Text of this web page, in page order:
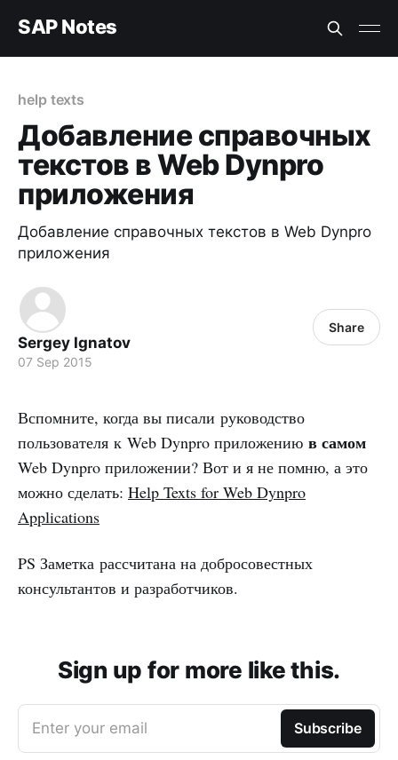
SAP Notes
help texts
Добавление справочных
текстов в Web Dynpro
приложения
Добавление справочных текстов в Web Dynpro
приложения
Sergey Ignatov
07 Sep 2015
Share
Вспомните, когда вы писали руководство
пользователя к Web Dynpro приложению в самом
Web Dynpro приложении? Вот и я не помню, а это
можно сделать: Help Texts for Web Dynpro
Applications
PS Заметка рассчитана на добросовестных
консультантов и разработчиков.
Sign up for more like this.
Enter your email Subscribe